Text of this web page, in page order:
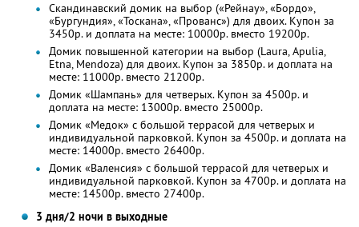
Скандинавский домик на выбор («Рейнау», «Бордо»,
«Бургундия», «Тоскана», «Прованс») для двоих. Купон за
3450р. и доплата на месте: 10000р. вместо 19200р.
Домик повышенной категории на выбор (Laura, Apulia,
Etna, Mendoza) для двоих. Купон за 3850р. и доплата на
месте: 11000р. вместо 21200р.
Домик «Шампань» для четверых. Купон за 4500р. и
доплата на месте: 13000р. вместо 25000р.
Домик «Медок» с большой террасой для четверых и
индивидуальной парковкой. Купон за 4500р. и доплата на
месте: 14000р. вместо 26400р.
Домик «Валенсия» с большой террасой для четверых и
индивидуальной парковкой. Купон за 4700р. и доплата на
месте: 14500р. вместо 27400р.
3 дня/2 ночи в выходные